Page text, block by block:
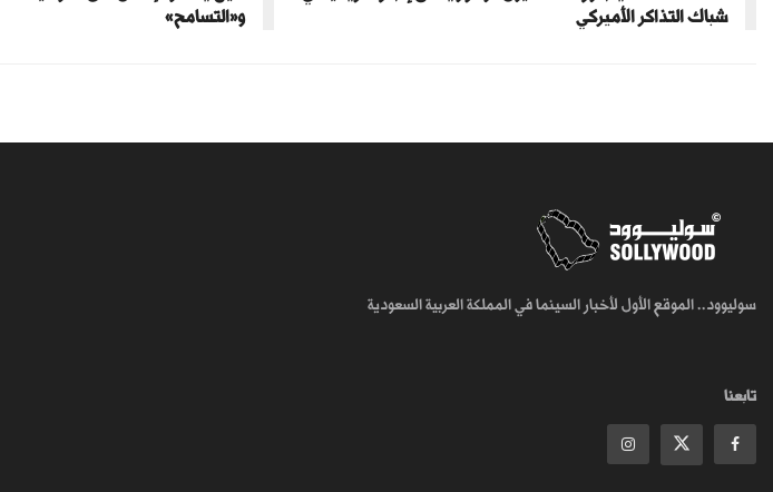
شباك التذاكر الأميركي
و«التسامح»
سوليوود.. الموقع الأول لأخبار السينما في المملكة العربية السعودية
تابعنا